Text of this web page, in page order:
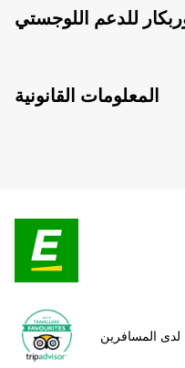
للدعم اللوجستي
المعلومات القانونية
لدى المسافرين